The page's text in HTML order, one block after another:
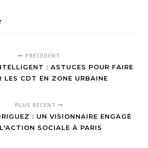
PRÉCÉDENT
: ASTUCES POUR FAIRE
LES CDT EN ZONE URBAINE
PLUS RÉCENT
: UN VISIONNAIRE ENGAGÉ
SOCIALE À PARIS